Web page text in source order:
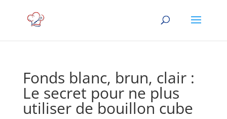
Fonds blanc, brun, clair :
Le secret pour ne plus
utiliser de bouillon cube